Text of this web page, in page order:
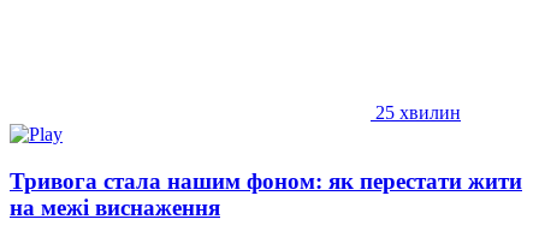
25 хвилин
Тривога стала нашим фоном: як перестати жити
на межі виснаження